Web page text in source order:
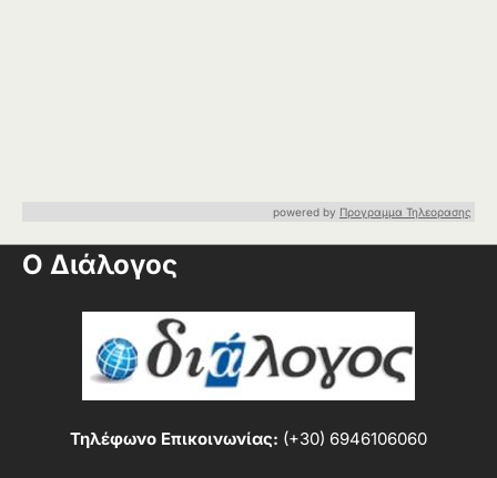
powered by Προγραμμα Τηλεορασης
Ο Διάλογος
Τηλέφωνο Επικοινωνίας: (+30) 6946106060